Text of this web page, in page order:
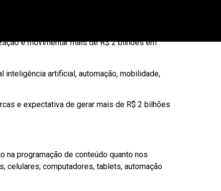
é movimentar mais de R$ 2 bilhões em
inteligência artificial, automação, mobilidade,
e expectativa de gerar mais de R$ 2 bilhões
programação de conteúdo quanto nos
celulares, computadores, tablets, automação